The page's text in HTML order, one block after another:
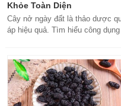
Khỏe Toàn Diện
Cây nở ngày đất là thảo dược
áp hiệu quả. Tìm hiểu công